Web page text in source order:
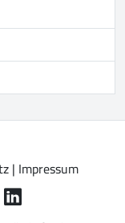
| Impressum